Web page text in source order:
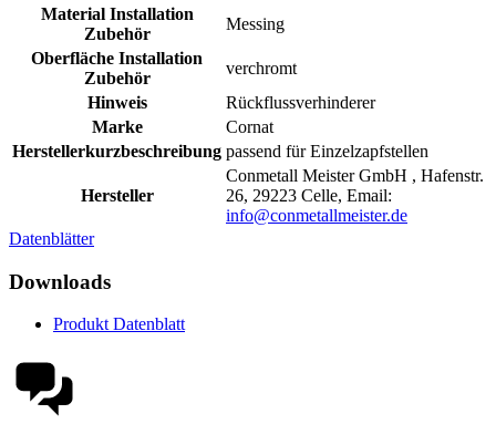
Material Installation
Zubehör
Messing
Oberfläche Installation
Zubehör
verchromt
Hinweis
Rückflussverhinderer
Marke
Cornat
Herstellerkurzbeschreibung passend für Einzelzapfstellen
Hersteller
Conmetall Meister GmbH , Hafenstr.
26, 29223 Celle, Email:
info@conmetallmeister.de
Datenblätter
Downloads
Produkt Datenblatt